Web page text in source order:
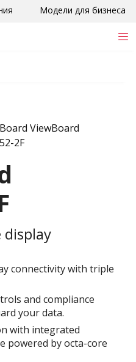
Модели для бизнеса
connectivity with triple
and compliance
your data.
with integrated
powered by octa-core